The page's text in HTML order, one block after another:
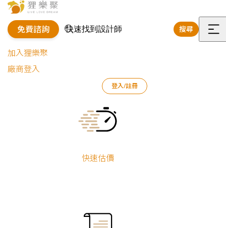
免費諮詢 搜尋
選
加入狸樂聚
廠商登入
登入/註冊
快速估價
案例文章
Current:
海濱船屋｜工業風退休宅